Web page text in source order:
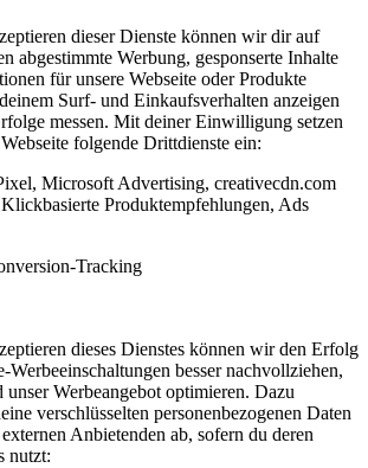
dieser Dienste können wir dir auf
abgestimmte Werbung, gesponserte Inhalte
für unsere Webseite oder Produkte
Surf- und Einkaufsverhalten anzeigen
messen. Mit deiner Einwilligung setzen
folgende Drittdienste ein:
Microsoft Advertising, creativecdn.com
Produktempfehlungen, Ads
Tracking
dieses Dienstes können wir den Erfolg
Werbeeinschaltungen besser nachvollziehen,
unser Werbeangebot optimieren. Dazu
verschlüsselten personenbezogenen Daten
Anbietenden ab, sofern du deren
nutzt: